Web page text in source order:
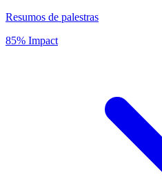
Resumos de palestras
85% Impact